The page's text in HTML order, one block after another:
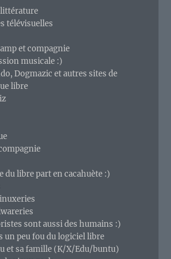
télévisuelles
et compagnie
musicale :)
Dogmazic et autres sites de
libre
du libre part en cacahuète :)
sont aussi des humains :)
un peu fou du logiciel libre
et sa famille (K/X/Edu/buntu)